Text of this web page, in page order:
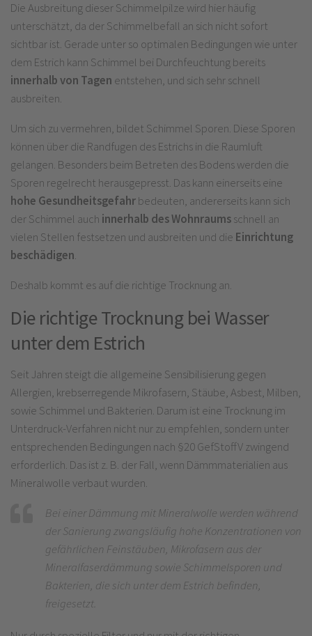
Die Ausbreitung dieser Schimmelpilze wird hier häufig
unterschätzt, da der Schimmelbefall an sich nicht sofort
sichtbar ist. Gerade unter so optimalen Bedingungen wie unter
dem Estrich kann Schimmel bei Durchfeuchtung bereits
innerhalb von Tagen entstehen, und sich sehr schnell
ausbreiten.
Um sich zu vermehren, bildet Schimmel Sporen. Diese Sporen
können über die Randfugen des Estrichs in die Raumluft
gelangen. Besonders beim Betreten des Bodens werden die
Sporen regelrecht herausgepresst. Das kann einerseits eine
hohe Gesundheitsgefahrbedeuten, andererseits kann sich
der Schimmel auch innerhalb des Wohnraumsschnell an
vielen Stellen festsetzen und ausbreiten und die Einrichtung
beschädigen.
Deshalb kommt es auf die richtige Trocknung an.
Die richtige Trocknung bei Wasser
unter dem Estrich
Seit Jahren steigt die allgemeine Sensibilisierung gegen
Allergien, krebserregende Mikrofasern, Stäube, Asbest, Milben,
sowie Schimmel und Bakterien. Darum ist eine Trocknung im
Unterdruck-Verfahren nicht nur zu empfehlen, sondern unter
entsprechenden Bedingungen nach §20 GefStoffV zwingend
erforderlich. Das ist z. B. der Fall, wenn Dämmmaterialien aus
Mineralwolle verbaut wurden.
Bei einer Dämmung mit Mineralwolle werden während
der Sanierung zwangsläufig hohe Konzentrationen von
gefährlichen Feinstäuben, Mikrofasern aus der
Mineralfaserdämmung sowie Schimmelsporen und
Bakterien, die sich unter dem Estrich befinden,
freigesetzt.